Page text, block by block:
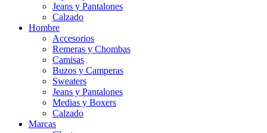
Jeans y Pantalones
Calzado
Hombre
Accesorios
Remeras y Chombas
Camisas
Buzos y Camperas
Sweaters
Jeans y Pantalones
Medias y Boxers
Calzado
Marcas